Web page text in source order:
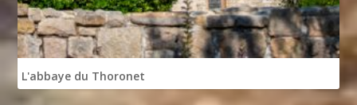
L'abbaye du Thoronet